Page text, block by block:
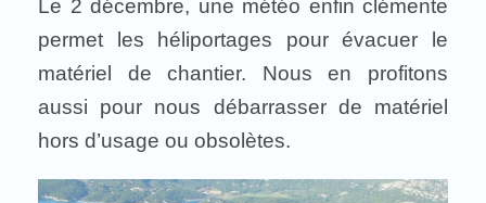
Le 2 décembre, une météo enfin clémente
permet les héliportages pour évacuer le
matériel de chantier. Nous en profitons
aussi pour nous débarrasser de matériel
hors d’usage ou obsolètes.